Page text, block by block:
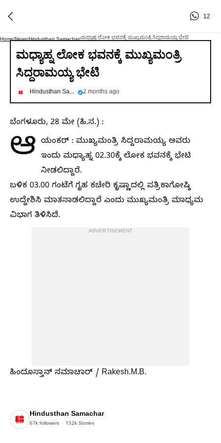
12
Home/News/Hindusthan Samachar/ಮಧ್ಯಾಹ್ನ ಲೋಕ ಭವನಕ್ಕೆ ಮುಖ್ಯಮಂತ್ರಿ ಸಿದ್ದರಾಮಯ್ಯ ಭೇಟಿ
ಮಧ್ಯಾಹ್ನ ಲೋಕ ಭವನಕ್ಕೆ ಮುಖ್ಯಮಂತ್ರಿ
ಸಿದ್ದರಾಮಯ್ಯ ಭೇಟಿ
Hindusthan Samachar 2 months ago
ಬೆಂಗಳೂರು, 28 ಮೇ (ಹಿ.ಸ.) :
ಆ ಯಂಕರ್ : ಮುಖ್ಯಮಂತ್ರಿ ಸಿದ್ದರಾಮಯ್ಯ ಅವರು
ಇಂದು ಮಧ್ಯಾಹ್ನ 02.30ಕ್ಕೆ ಲೋಕ ಭವನಕ್ಕೆ ಭೇಟಿ
ನೀಡಲಿದ್ದಾರೆ.
ಬಳಿಕ 03.00 ಗಂಟೆಗೆ ಗೃಹ ಕಚೇರಿ ಕೃಷ್ಣಾದಲ್ಲಿ ಪತ್ರಿಕಾಗೋಷ್ಠಿ
ಉದ್ದೇಶಿಸಿ ಮಾತನಾಡಲಿದ್ದಾರೆ ಎಂದು ಮುಖ್ಯಮಂತ್ರಿ ಮಾಧ್ಯಮ
ವಿಭಾಗ ತಿಳಿಸಿದೆ.
ADVERTISEMENT
ಹಿಂದೂಸ್ತಾನ್ ಸಮಾಚಾರ್ / Rakesh.M.B.
Hindusthan Samachar
67k followers 152k Stories